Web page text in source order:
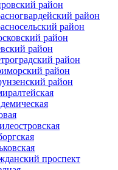
район
район
район
район
район
район
район
район
проспект